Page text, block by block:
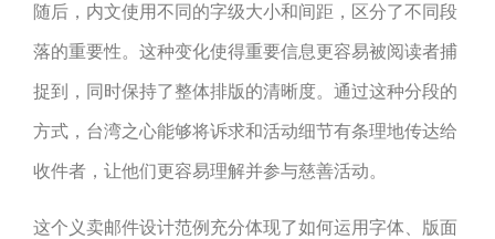
随后，内文使用不同的字级大小和间距，区分了不同段
落的重要性。这种变化使得重要信息更容易被阅读者捕
捉到，同时保持了整体排版的清晰度。通过这种分段的
方式，台湾之心能够将诉求和活动细节有条理地传达给
收件者，让他们更容易理解并参与慈善活动。
这个义卖邮件设计范例充分体现了如何运用字体、版面